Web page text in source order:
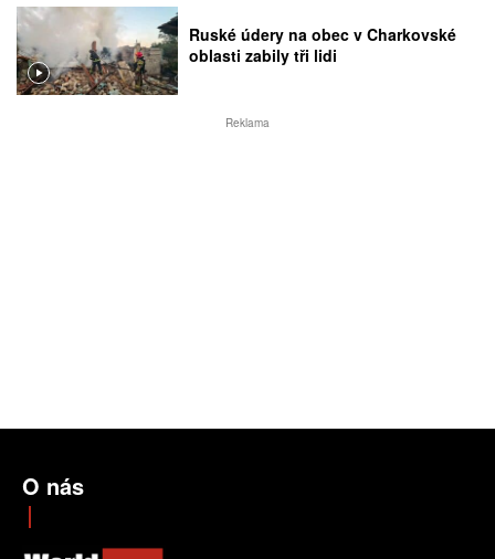
Ruské údery na obec v Charkovské
oblasti zabily tři lidi
Reklama
O nás